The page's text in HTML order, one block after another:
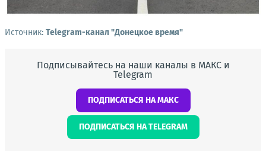
Источник: Telegram-канал "Донецкое время"
Подписывайтесь на наши каналы в МАКС и
Telegram
ПОДПИСАТЬСЯ НА МАКС
ПОДПИСАТЬСЯ НА TELEGRAM